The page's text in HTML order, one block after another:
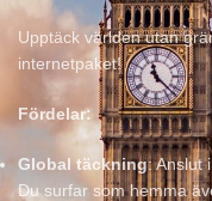
Upptäck världen utan
internetpaket!
Fördelar:
Global täckning: Anslut
Du surfar som hemma